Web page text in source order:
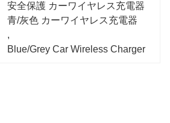
安全保護 カーワイヤレス充電器
青/灰色 カーワイヤレス充電器
,
Blue/Grey Car Wireless Charger